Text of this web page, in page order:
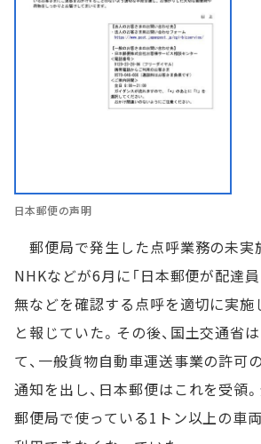
日本郵便の声明
郵便局で発生した点呼業務の未実
NHKなどが6月に「日本郵便が配達
無などを確認する点呼を適切に実施
と報じていた。その後、国土交通省
て、一般貨物自動車運送事業の許可
通知を出し、日本郵便はこれを受領
郵便局で使っている1トン以上の車